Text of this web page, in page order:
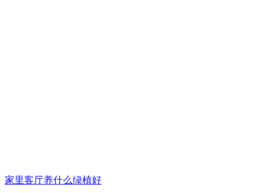
家里客厅养什么绿植好